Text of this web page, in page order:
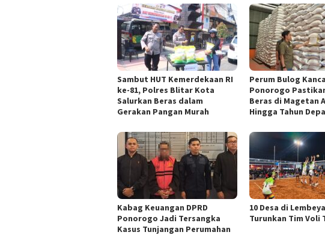
Sambut HUT Kemerdekaan RI
ke-81, Polres Blitar Kota
Salurkan Beras dalam
Gerakan Pangan Murah
Perum Bulog
Ponorogo
Beras di Magetan
Hingga Tahun
Kabag Keuangan DPRD
Ponorogo Jadi Tersangka
Kasus Tunjangan Perumahan
10 Desa di
Turunkan Tim Voli